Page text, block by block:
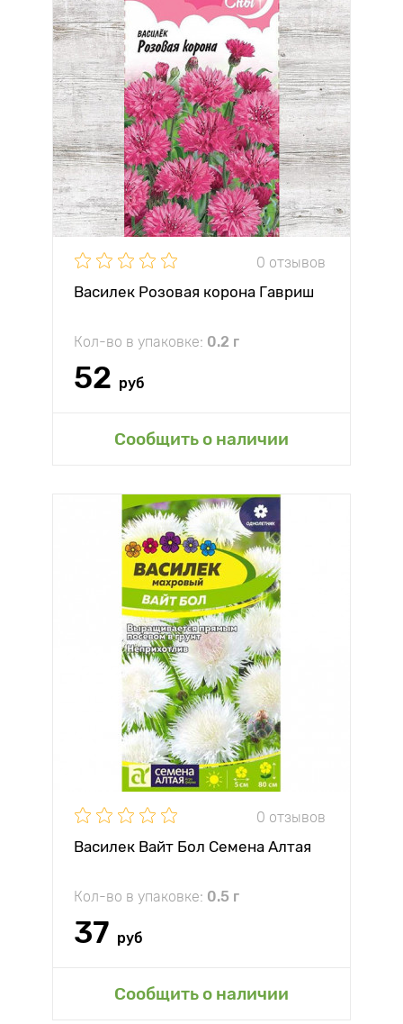
0 отзывов
Василек Розовая корона Гавриш
Кол-во в упаковке: 0.2 г
52 руб
Сообщить о наличии
0 отзывов
Василек Вайт Бол Семена Алтая
Кол-во в упаковке: 0.5 г
37 руб
Сообщить о наличии